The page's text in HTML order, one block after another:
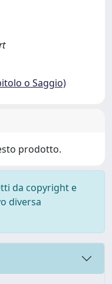
o Saggio)
prodotto.
da copyright e
diversa